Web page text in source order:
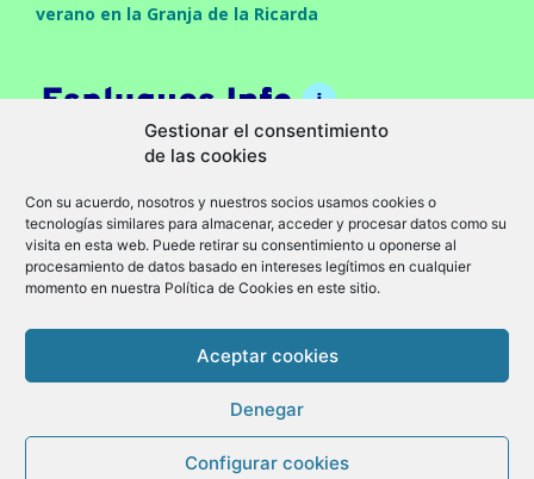
Gestionar el consentimiento
de las cookies
Con su acuerdo, nosotros y nuestros socios usamos cookies o
tecnologías similares para almacenar, acceder y procesar datos como su
visita en esta web. Puede retirar su consentimiento u oponerse al
procesamiento de datos basado en intereses legítimos en cualquier
momento en nuestra Política de Cookies en este sitio.
Aceptar cookies
Denegar
Configurar cookies
verano en la Granja de la Ricarda
Aviso legal
Política de cookies (UE)
© Granollers Info -